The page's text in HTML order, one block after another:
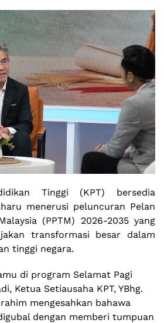
Tinggi (KPT) bersedia
menerusi peluncuran Pelan
(PPTM) 2026-2035 yang
transformasi besar dalam
tinggi negara.
di program Selamat Pagi
Ketua Setiausaha KPT, YBhg.
mengesahkan bahawa
dengan memberi tumpuan